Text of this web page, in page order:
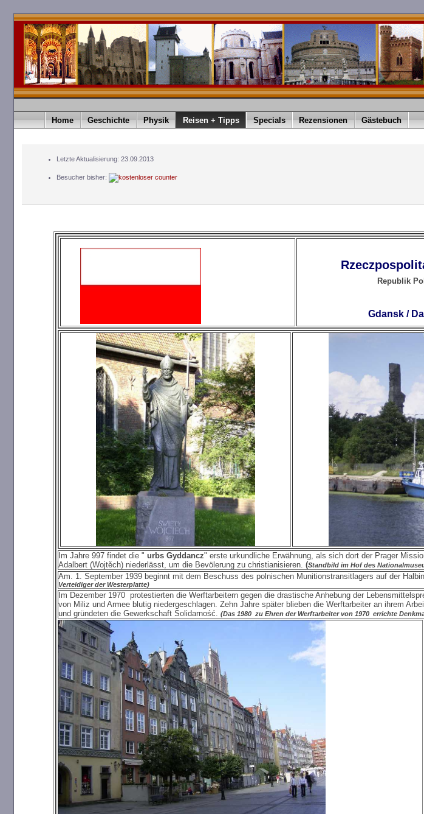
Home Geschichte Physik Reisen + Tipps Specials Rezensionen Gästebuch
Letzte Aktualisierung: 23.09.2013
Besucher bisher:
Republik
Gdansk /
Im Jahre 997 findet die " urbs Gyddancz" erste urkundliche Erwähnung, als sich dort der Prager
Adalbert (Wojtěch) niederlässt, um die Bevölerung zu christianisieren. (Standbild im Hof des
Am. 1. September 1939 beginnt mit dem Beschuss des polnischen Munitionstransitlagers auf der
Verteidiger der Westerplatte)
Im Dezember 1970 protestierten die Werftarbeitern gegen die drastische Anhebung der
von Miliz und Armee blutig niedergeschlagen. Zehn Jahre später blieben die Werftarbeiter an ihrem
und gründeten die Gewerkschaft Solidarność. (Das 1980 zu Ehren der Werftarbeiter von 1970 errichte